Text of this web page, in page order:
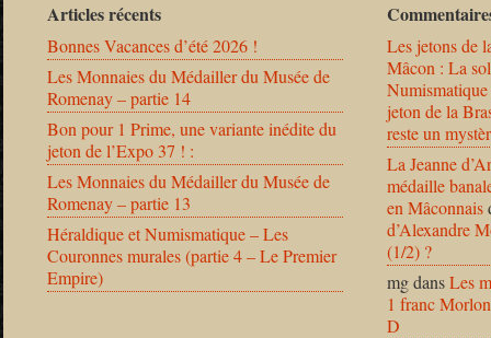
Articles récents
Bonnes Vacances d’été 2026 !
Les Monnaies du Médailler du Musée de
Romenay – partie 14
Bon pour 1 Prime, une variante inédite du
jeton de l’Expo 37 ! :
Les Monnaies du Médailler du Musée de
Romenay – partie 13
Héraldique et Numismatique – Les
Couronnes murales (partie 4 – Le Premier
Empire)
Les jetons de
Mâcon : La
jeton de la
reste un
La Jeanne
médaille
en Mâconnais
d’Alexandre
(1/2) ?
mgdansLes
1 franc
D